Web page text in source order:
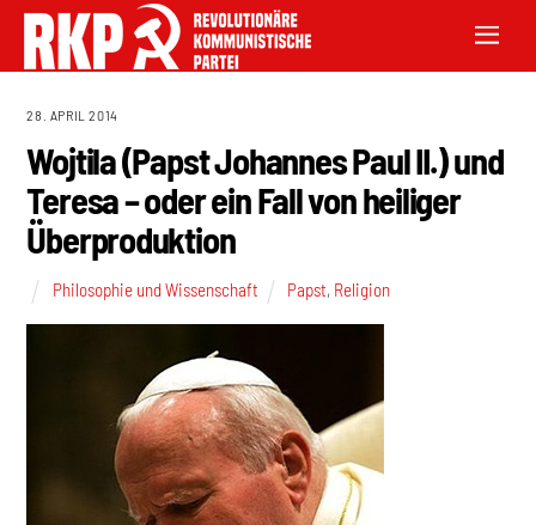
28. APRIL 2014
Wojtila (Papst Johannes Paul II.) und
Teresa – oder ein Fall von heiliger
Überproduktion
Philosophie und Wissenschaft Papst, Religion